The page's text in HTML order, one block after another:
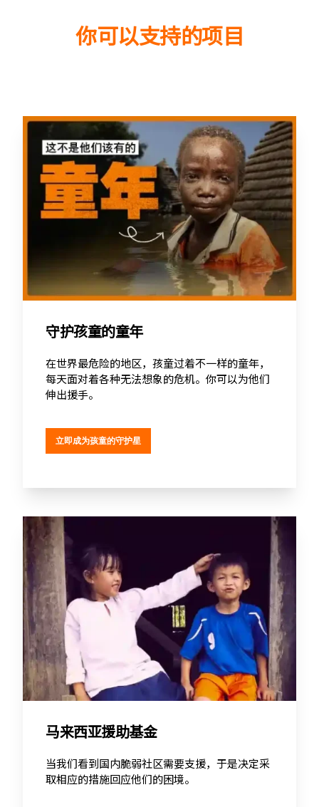
你可以支持的项目
守护孩童的童年
在世界最危险的地区，孩童过着不一样的童年，
每天面对着各种无法想象的危机。你可以为他们
伸出援手。
立即成为孩童的守护星
马来西亚援助基金
当我们看到国内脆弱社区需要支援，于是决定采
取相应的措施回应他们的困境。